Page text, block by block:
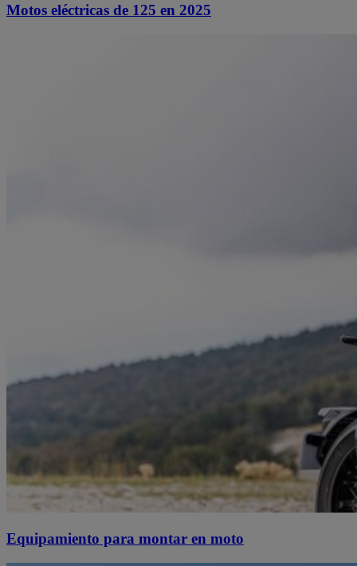
Motos eléctricas de 125 en 2025
Equipamiento para montar en moto